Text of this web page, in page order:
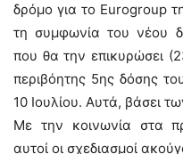
δρόμο για το Eurogroup
τη συμφωνία του νέου
που θα την επικυρώσει
περιβόητης 5ης δόσης
10 Ιουλίου. Αυτά, βάσει
Με την κοινωνία στα
αυτοί οι σχεδιασμοί